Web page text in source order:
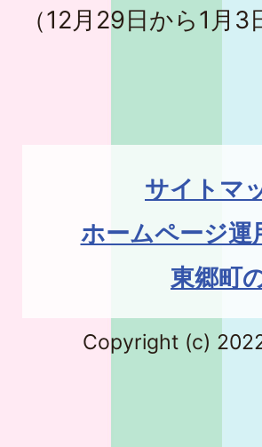
（12月29日から1月3
サイトマ
ホームページ運
東郷町
Copyright (c)